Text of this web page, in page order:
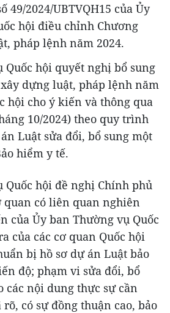
49/2024/UBTVQH15 của Ủy
hội điều chỉnh Chương
pháp lệnh năm 2024.
Quốc hội quyết nghị bổ sung
dựng luật, pháp lệnh năm
hội cho ý kiến và thông qua
10/2024) theo quy trình
Luật sửa đổi, bổ sung một
hiểm y tế.
Quốc hội đề nghị Chính phủ
quan có liên quan nghiên
của Ủy ban Thường vụ Quốc
của các cơ quan Quốc hội
bị hồ sơ dự án Luật bảo
độ; phạm vi sửa đổi, bổ
các nội dung thực sự cần
có sự đồng thuận cao, bảo